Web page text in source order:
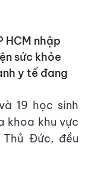
HCM nhập
sức khỏe
y tế đang
19 học sinh
khoa khu vực
Đức, đều